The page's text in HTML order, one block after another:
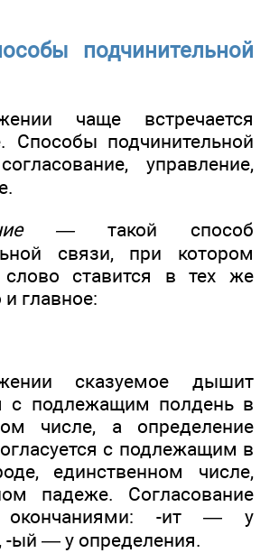
подчинительной
чаще встречается
Способы подчинительной
управление,
—такой способ
связи, при котором
слово ставится в тех же
главное:
сказуемое дышит
с подлежащим полдень в
числе, а определение
с подлежащим в
единственном числе,
падеже. Согласование
окончаниями: -ит — у
-ый — у определения.